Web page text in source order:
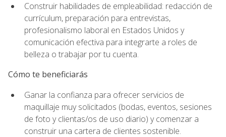
Construir habilidades de empleabilidad: redacción de
currículum, preparación para entrevistas,
profesionalismo laboral en Estados Unidos y
comunicación efectiva para integrarte a roles de
belleza o trabajar por tu cuenta.
Cómo te beneficiarás
Ganar la confianza para ofrecer servicios de
maquillaje muy solicitados (bodas, eventos, sesiones
de foto y clientas/os de uso diario) y comenzar a
construir una cartera de clientes sostenible.